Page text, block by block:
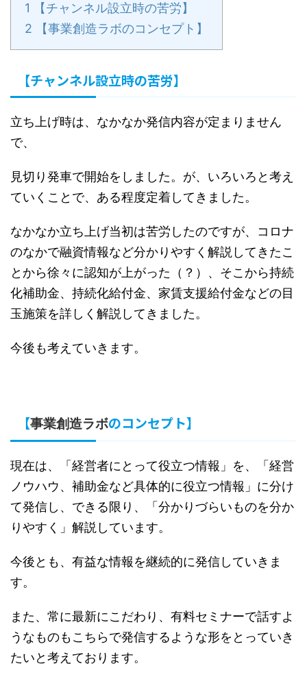
1 【チャンネル設立時の苦労】
2 【事業創造ラボのコンセプト】
【チャンネル設立時の苦労】
立ち上げ時は、なかなか発信内容が定まりません
で、
見切り発車で開始をしました。が、いろいろと考え
ていくことで、ある程度定着してきました。
なかなか立ち上げ当初は苦労したのですが、コロナ
のなかで融資情報など分かりやすく解説してきたこ
とから徐々に認知が上がった（？）、そこから持続
化補助金、持続化給付金、家賃支援給付金などの目
玉施策を詳しく解説してきました。
今後も考えていきます。
【事業創造ラボのコンセプト】
現在は、「経営者にとって役立つ情報」を、「経営
ノウハウ、補助金など具体的に役立つ情報」に分け
て発信し、できる限り、「分かりづらいものを分か
りやすく」解説しています。
今後とも、有益な情報を継続的に発信していきま
す。
また、常に最新にこだわり、有料セミナーで話すよ
うなものもこちらで発信するような形をとっていき
たいと考えております。